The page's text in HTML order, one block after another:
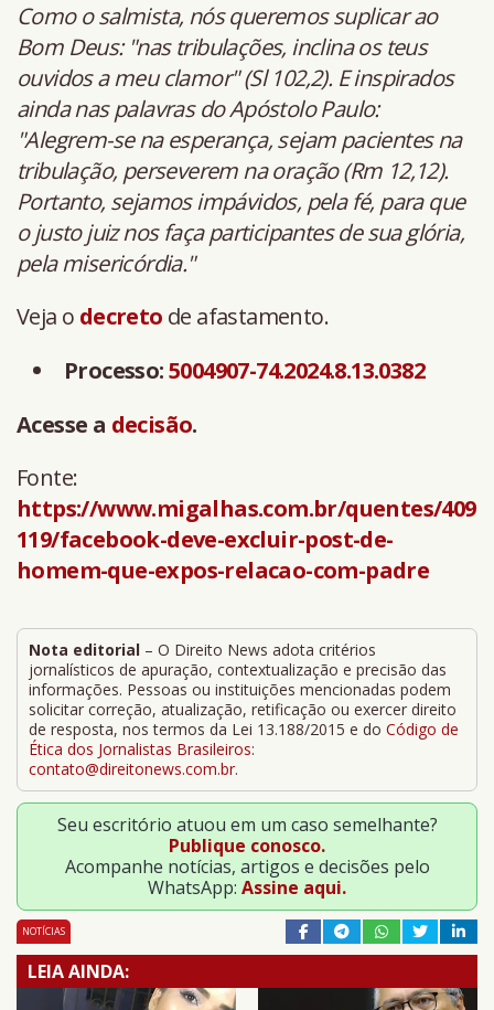
Como o salmista, nós queremos suplicar ao
Bom Deus: "nas tribulações, inclina os teus
ouvidos a meu clamor" (Sl 102,2). E inspirados
ainda nas palavras do Apóstolo Paulo:
"Alegrem-se na esperança, sejam pacientes na
tribulação, perseverem na oração (Rm 12,12).
Portanto, sejamos impávidos, pela fé, para que
o justo juiz nos faça participantes de sua glória,
pela misericórdia."
Veja o decreto de afastamento.
Processo:5004907-74.2024.8.13.0382
Acesse a decisão.
Fonte:
https://www.migalhas.com.br/quentes/409
119/facebook-deve-excluir-post-de-
homem-que-expos-relacao-com-padre
Nota editorial – O Direito News adota critérios
jornalísticos de apuração, contextualização e precisão das
informações. Pessoas ou instituições mencionadas podem
solicitar correção, atualização, retificação ou exercer direito
de resposta, nos termos da Lei 13.188/2015 e do Código de
Ética dos Jornalistas Brasileiros:
contato@direitonews.com.br.
Seu escritório atuou em um caso semelhante?
Publique conosco.
Acompanhe notícias, artigos e decisões pelo
WhatsApp: Assine aqui.
NOTÍCIAS
LEIA AINDA: